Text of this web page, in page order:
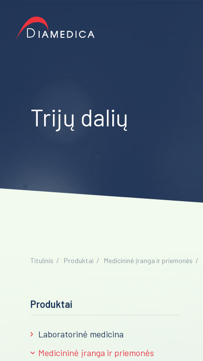
Trijų dalių
Titulinis Produktai Medicininė įranga ir priemonės
Produktai
Laboratorinė medicina
Medicininė įranga ir priemonės